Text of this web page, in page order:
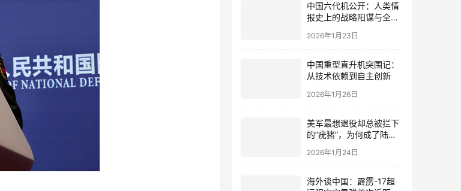
中国六代机公开：人类情
报史上的战略阳谋与全球
2026年1月23日
中国重型直升机突围记：
从技术依赖到自主创新
2026年1月26日
美军最想退役却总被拦下
的”疣猪”，为何成了陆军
2026年1月24日
海外谈中国：霹雳-17超